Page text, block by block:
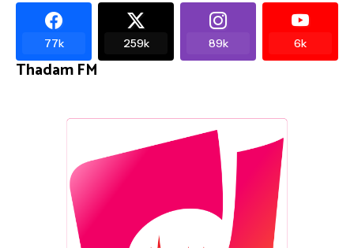
77k 259k 89k 6k
Thadam FM